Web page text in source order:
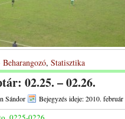
, Statisztika
02.25. – 02.26.
Sándor Bejegyzés ideje: 2010. február